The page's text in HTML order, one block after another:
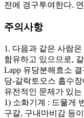
전에 경구투여한다.
주의사항
1. 다음과 같은 사람
함유하고 있으므로, 갈
Lapp 유당분해효소 결
당-갈락토오스 흡수장
유전적인 문제가 있
1) 소화기계 : 드물게
구갈, 구내마비감 등